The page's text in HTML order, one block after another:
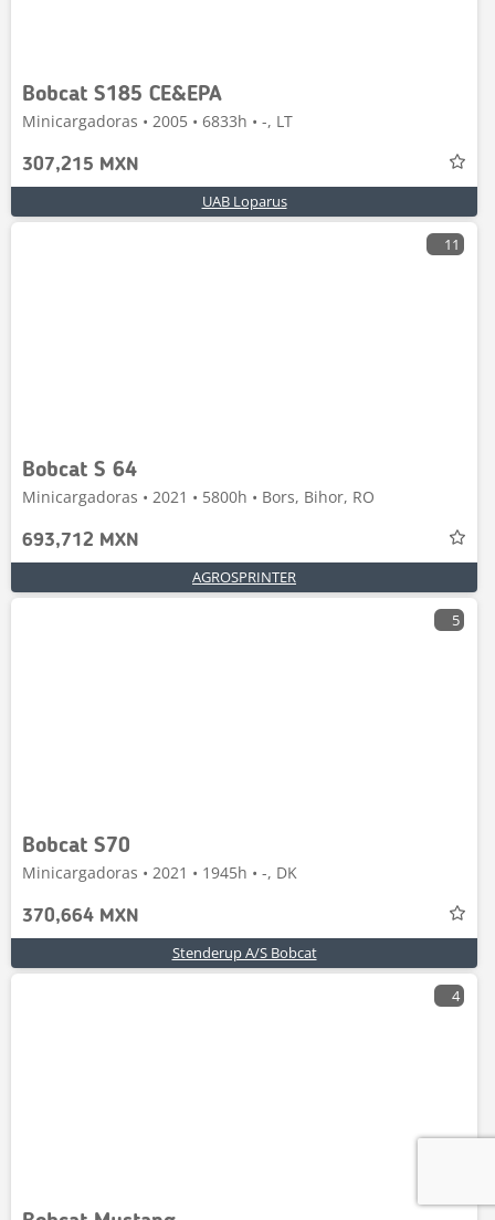
Bobcat S185 CE&EPA
Minicargadoras • 2005 • 6833h • -, LT
307,215 MXN
UAB Loparus
11
Bobcat S 64
Minicargadoras • 2021 • 5800h • Bors, Bihor, RO
693,712 MXN
AGROSPRINTER
5
Bobcat S70
Minicargadoras • 2021 • 1945h • -, DK
370,664 MXN
Stenderup A/S Bobcat
4